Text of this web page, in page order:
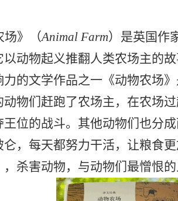
场》（Animal Farm）是英国作
以动物起义推翻人类农场主的
力的文学作品之一《动物农场
动物们赶跑了农场主，在农场
王位的战斗。其他动物们也分
仑，每天都努力干活，让粮食
，杀害动物，与动物们最憎恨